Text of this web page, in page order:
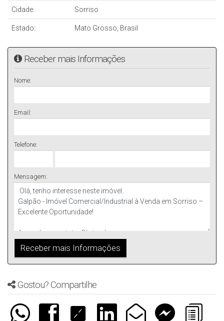
Cidade: Sorriso
Estado: Mato Grosso, Brasil
Receber mais Informações
Nome:
Email:
Telefone:
Mensagem:
Gostou? Compartilhe